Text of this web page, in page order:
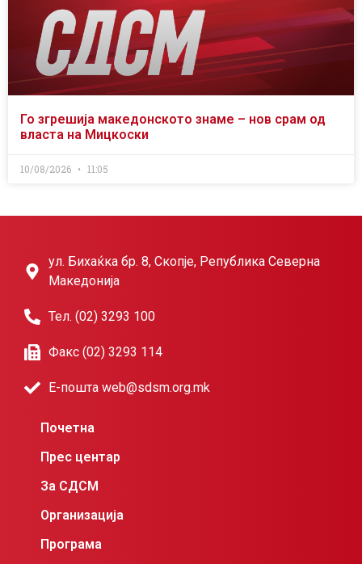
Го згрешија македонското знаме – нов срам од
власта на Мицкоски
10/08/2026 11:05
ул. Бихаќка бр. 8, Скопје, Република Северна
Македонија
Тел. (02) 3293 100
Факс (02) 3293 114
Е-пошта web@sdsm.org.mk
Почетна
Прес центар
За СДСМ
Организација
Програма